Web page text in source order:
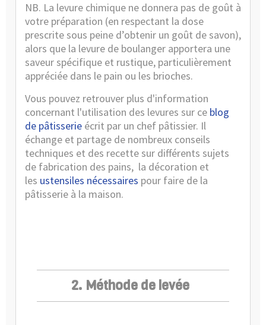
NB. La levure chimique ne donnera pas de goût à
votre préparation (en respectant la dose
prescrite sous peine d’obtenir un goût de savon),
alors que la levure de boulanger apportera une
saveur spécifique et rustique, particulièrement
appréciée dans le pain ou les brioches.
Vous pouvez retrouver plus d'information
concernant l'utilisation des levures sur ce blog
de pâtisserie écrit par un chef pâtissier. Il
échange et partage de nombreux conseils
techniques et des recette sur différents sujets
de fabrication des pains, la décoration et
les ustensiles nécessaires pour faire de la
pâtisserie à la maison.
2. Méthode de levée